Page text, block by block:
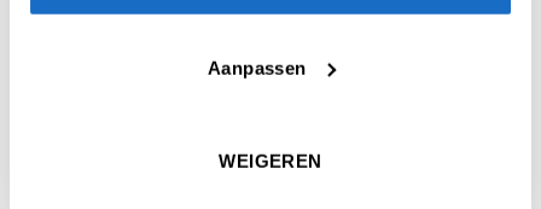
Aanpassen
WEIGEREN
professionele look.